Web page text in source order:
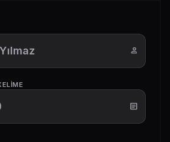
person
article